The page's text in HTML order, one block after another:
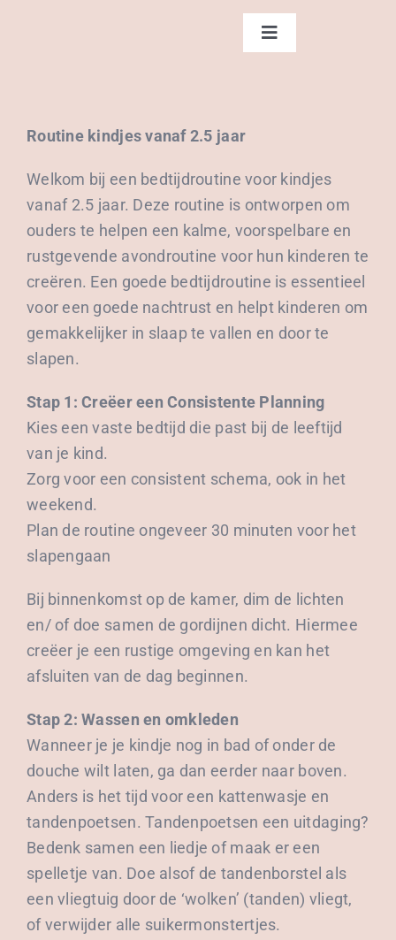
Toggle
Diensten
Over Sam
Contact
Blog
Routine kindjes vanaf 2.5 jaar
Welkom bij een bedtijdroutine voor kindjes
vanaf 2.5 jaar. Deze routine is ontworpen om
ouders te helpen een kalme, voorspelbare en
rustgevende avondroutine voor hun kinderen te
creëren. Een goede bedtijdroutine is essentieel
voor een goede nachtrust en helpt kinderen om
gemakkelijker in slaap te vallen en door te
slapen.
Stap 1: Creëer een Consistente Planning
Kies een vaste bedtijd die past bij de leeftijd
van je kind.
Zorg voor een consistent schema, ook in het
weekend.
Plan de routine ongeveer 30 minuten voor het
slapengaan
Bij binnenkomst op de kamer, dim de lichten
en/ of doe samen de gordijnen dicht. Hiermee
creëer je een rustige omgeving en kan het
afsluiten van de dag beginnen.
Stap 2: Wassen en omkleden
Wanneer je je kindje nog in bad of onder de
douche wilt laten, ga dan eerder naar boven.
Anders is het tijd voor een kattenwasje en
tandenpoetsen. Tandenpoetsen een uitdaging?
Bedenk samen een liedje of maak er een
spelletje van. Doe alsof de tandenborstel als
een vliegtuig door de ‘wolken’ (tanden) vliegt,
of verwijder alle suikermonstertjes.